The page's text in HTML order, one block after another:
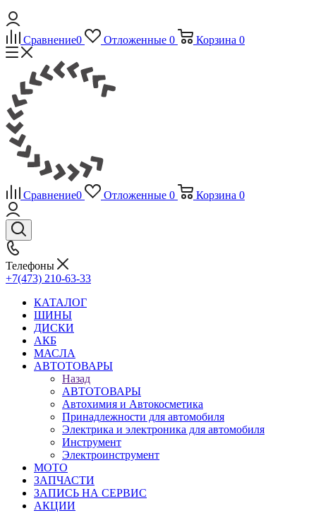
Сравнение0 Отложенные 0 Корзина 0
Сравнение0 Отложенные 0 Корзина 0
Телефоны
+7(473) 210-63-33
КАТАЛОГ
ШИНЫ
ДИСКИ
АКБ
МАСЛА
АВТОТОВАРЫ
Назад
АВТОТОВАРЫ
Автохимия и Автокосметика
Принадлежности для автомобиля
Электрика и электроника для автомобиля
Инструмент
Электроинструмент
МОТО
ЗАПЧАСТИ
ЗАПИСЬ НА СЕРВИС
АКЦИИ